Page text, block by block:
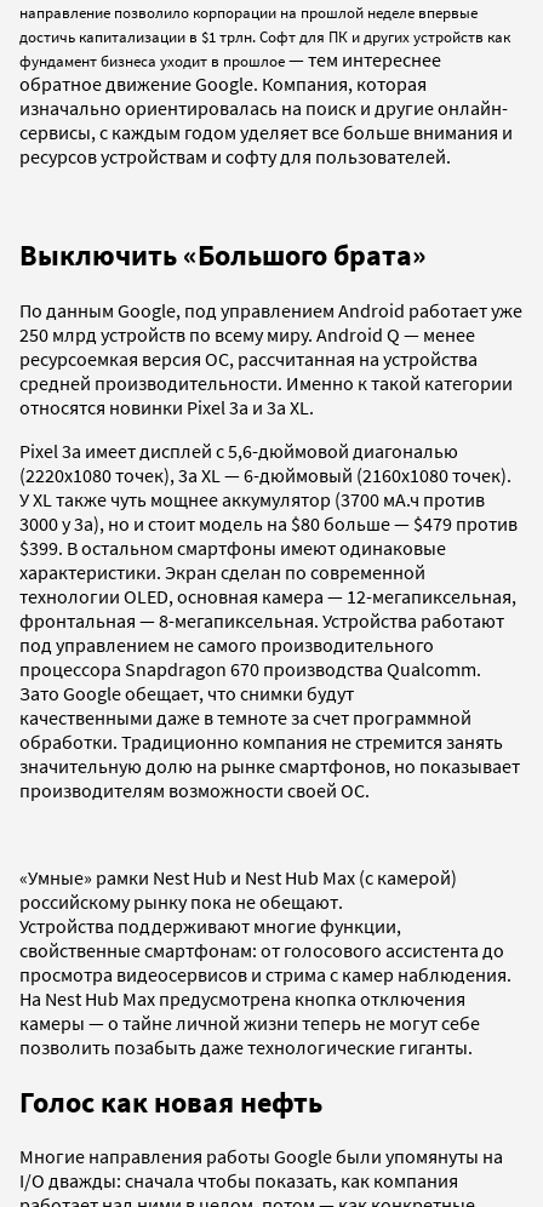
направление позволило корпорации на прошлой неделе впервые
достичь капитализации в $1 трлн. Софт для ПК и других устройств как
фундамент бизнеса уходит в прошлое— тем интереснее
обратное движение Google. Компания, которая
изначально ориентировалась на поиск и другие онлайн-
сервисы, с каждым годом уделяет все больше внимания и
ресурсов устройствам и софту для пользователей.
Выключить «Большого брата»
По данным Google, под управлением Android работает уже
250 млрд устройств по всему миру. Android Q — менее
ресурсоемкая версия ОС, рассчитанная на устройства
средней производительности. Именно к такой категории
относятся новинки Pixel 3a и 3a XL.
Pixel 3a имеет дисплей с 5,6-дюймовой диагональю
(2220x1080 точек), 3a XL — 6-дюймовый (2160x1080 точек).
У XL также чуть мощнее аккумулятор (3700 мА.ч против
3000 у 3a), но и стоит модель на $80 больше — $479 против
$399. В остальном смартфоны имеют одинаковые
характеристики. Экран сделан по современной
технологии OLED, основная камера — 12-мегапиксельная,
фронтальная — 8-мегапиксельная. Устройства работают
под управлением не самого производительного
процессора Snapdragon 670 производства Qualcomm.
Зато Google обещает, что снимки будут
качественными даже в темноте за счет программной
обработки. Традиционно компания не стремится занять
значительную долю на рынке смартфонов, но показывает
производителям возможности своей ОС.
«Умные» рамки Nest Hub и Nest Hub Max (с камерой)
российскому рынку пока не обещают.
Устройства поддерживают многие функции,
свойственные смартфонам: от голосового ассистента до
просмотра видеосервисов и стрима с камер наблюдения.
На Nest Hub Max предусмотрена кнопка отключения
камеры — о тайне личной жизни теперь не могут себе
позволить позабыть даже технологические гиганты.
Голос как новая нефть
Многие направления работы Google были упомянуты на
I/O дважды: сначала чтобы показать, как компания